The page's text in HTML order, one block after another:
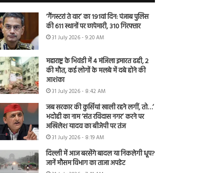
‘गैंगस्टरां ते वार’ का 191वां दिन: पंजाब पुलिस
की 611 स्थानों पर छापेमारी, 310 गिरफ्तार
31 July 2026 - 9:20 AM
महाराष्ट्र के भिवंडी में 4 मंजिला इमारत ढही, 2
की मौत, कई लोगों के मलबे में दबे होने की
आशंका
31 July 2026 - 8:42 AM
जब सरकार की कुर्सियां खाली रहने लगीं, तो…’
भदोही का नाम ‘संत रविदास नगर’ करने पर
अखिलेश यादव का बीजेपी पर तंज
31 July 2026 - 8:19 AM
दिल्ली में आज बरसेंगे बादल या निकलेगी धूप?
जानें मौसम विभाग का ताजा अपडेट